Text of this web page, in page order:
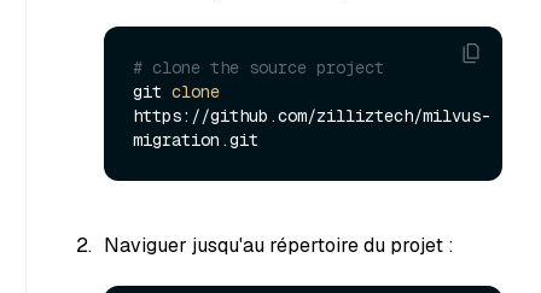
# clone the source project
git clone
https://github.com/zilliztech/milvus-
Naviguer jusqu'au répertoire du projet :